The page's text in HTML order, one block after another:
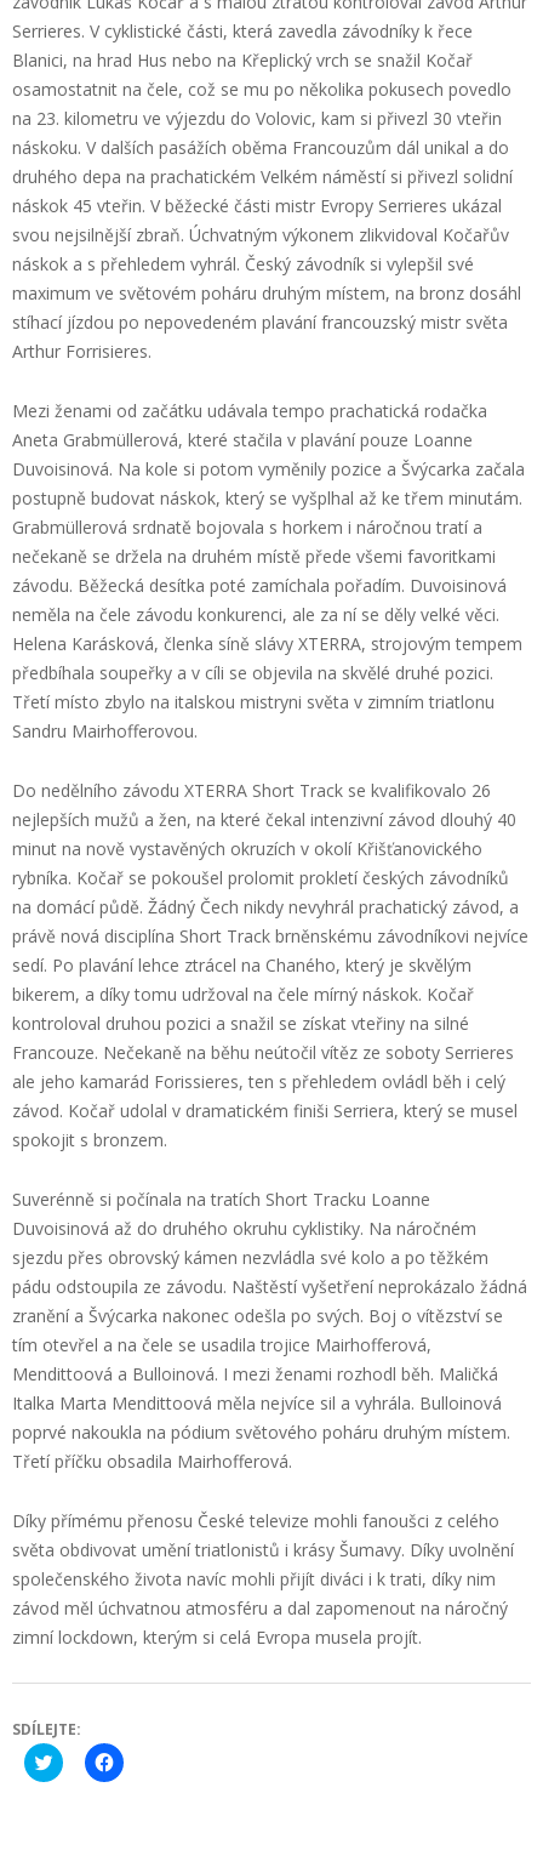
Serrieres. V cyklistické části, která zavedla závodníky k řece
Blanici, na hrad Hus nebo na Křeplický vrch se snažil Kočař
osamostatnit na čele, což se mu po několika pokusech povedlo
na 23. kilometru ve výjezdu do Volovic, kam si přivezl 30 vteřin
náskoku. V dalších pasážích oběma Francouzům dál unikal a do
druhého depa na prachatickém Velkém náměstí si přivezl solidní
náskok 45 vteřin. V běžecké části mistr Evropy Serrieres ukázal
svou nejsilnější zbraň. Úchvatným výkonem zlikvidoval Kočařův
náskok a s přehledem vyhrál. Český závodník si vylepšil své
maximum ve světovém poháru druhým místem, na bronz dosáhl
stíhací jízdou po nepovedeném plavání francouzský mistr světa
Arthur Forrisieres.
Mezi ženami od začátku udávala tempo prachatická rodačka
Aneta Grabmüllerová, které stačila v plavání pouze Loanne
Duvoisinová. Na kole si potom vyměnily pozice a Švýcarka začala
postupně budovat náskok, který se vyšplhal až ke třem minutám.
Grabmüllerová srdnatě bojovala s horkem i náročnou tratí a
nečekaně se držela na druhém místě přede všemi favoritkami
závodu. Běžecká desítka poté zamíchala pořadím. Duvoisinová
neměla na čele závodu konkurenci, ale za ní se děly velké věci.
Helena Karásková, členka síně slávy XTERRA, strojovým tempem
předbíhala soupeřky a v cíli se objevila na skvělé druhé pozici.
Třetí místo zbylo na italskou mistryni světa v zimním triatlonu
Sandru Mairhofferovou.
Do nedělního závodu XTERRA Short Track se kvalifikovalo 26
nejlepších mužů a žen, na které čekal intenzivní závod dlouhý 40
minut na nově vystavěných okruzích v okolí Křišťanovického
rybníka. Kočař se pokoušel prolomit prokletí českých závodníků
na domácí půdě. Žádný Čech nikdy nevyhrál prachatický závod, a
právě nová disciplína Short Track brněnskému závodníkovi nejvíce
sedí. Po plavání lehce ztrácel na Chaného, který je skvělým
bikerem, a díky tomu udržoval na čele mírný náskok. Kočař
kontroloval druhou pozici a snažil se získat vteřiny na silné
Francouze. Nečekaně na běhu neútočil vítěz ze soboty Serrieres
ale jeho kamarád Forissieres, ten s přehledem ovládl běh i celý
závod. Kočař udolal v dramatickém finiši Serriera, který se musel
spokojit s bronzem.
Suverénně si počínala na tratích Short Tracku Loanne
Duvoisinová až do druhého okruhu cyklistiky. Na náročném
sjezdu přes obrovský kámen nezvládla své kolo a po těžkém
pádu odstoupila ze závodu. Naštěstí vyšetření neprokázalo žádná
zranění a Švýcarka nakonec odešla po svých. Boj o vítězství se
tím otevřel a na čele se usadila trojice Mairhofferová,
Mendittoová a Bulloinová. I mezi ženami rozhodl běh. Maličká
Italka Marta Mendittoová měla nejvíce sil a vyhrála. Bulloinová
poprvé nakoukla na pódium světového poháru druhým místem.
Třetí příčku obsadila Mairhofferová.
Díky přímému přenosu České televize mohli fanoušci z celého
světa obdivovat umění triatlonistů i krásy Šumavy. Díky uvolnění
společenského života navíc mohli přijít diváci i k trati, díky nim
závod měl úchvatnou atmosféru a dal zapomenout na náročný
zimní lockdown, kterým si celá Evropa musela projít.
SDÍLEJTE:
Click
to
Click
to